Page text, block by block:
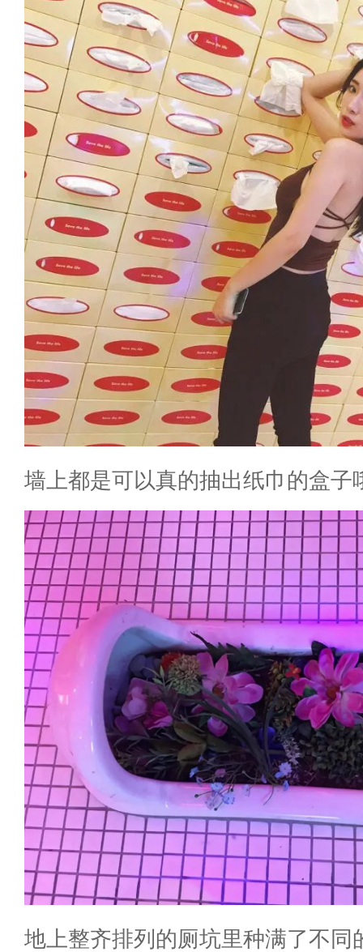
墙上都是可以真的抽出纸巾的盒子
地上整齐排列的厕坑里种满了不同